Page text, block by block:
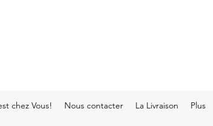
chez Vous! Nous contacter La Livraison Plus